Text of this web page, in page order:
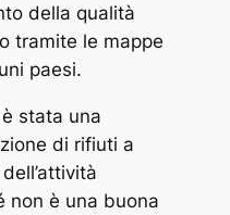
della qualità
tramite le mappe
paesi.
stata una
di rifiuti a
non è una buona